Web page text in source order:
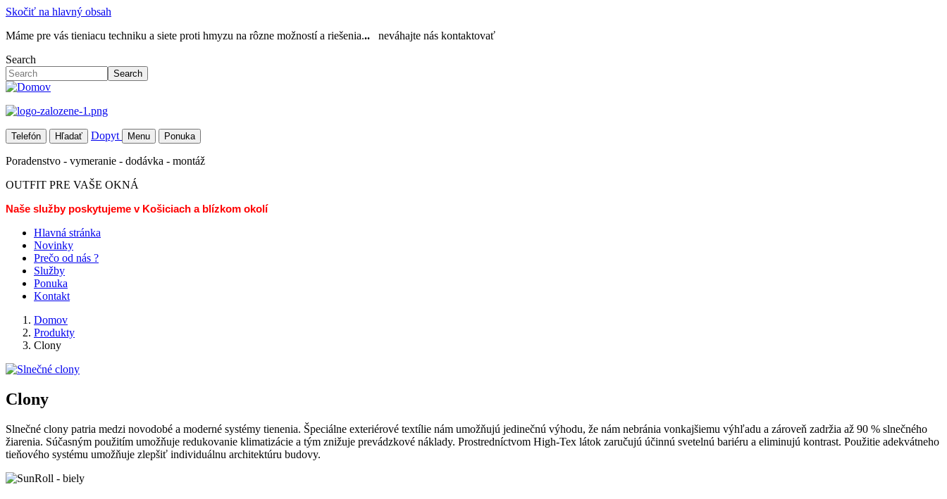
Skočiť na hlavný obsah
Máme pre vás tieniacu techniku a siete proti hmyzu na rôzne možností a riešenia...
neváhajte nás kontaktovať
Search
Search
Telefón Hľadať Dopyt Menu Ponuka
Poradenstvo - vymeranie - dodávka - montáž
OUTFIT PRE VAŠE OKNÁ
Naše služby poskytujeme v Košiciach a blízkom okolí
Hlavná stránka
Novinky
Prečo od nás ?
Služby
Ponuka
Kontakt
Domov
Produkty
Clony
Clony
Slnečné clony patria medzi novodobé a moderné systémy tienenia. Špeciálne exteriérové textílie nám umožňujú jedinečnú výhodu, že nám nebránia vonkajšiemu výhľadu a zároveň zadržia až 90 % slnečného
žiarenia. Súčasným použitím umožňuje redukovanie klimatizácie a tým znižuje prevádzkové náklady. Prostredníctvom High-Tex látok zaručujú účinnú svetelnú bariéru a eliminujú kontrast. Použitie adekvátneho
tieňového systému umožňuje zlepšiť individuálnu architektúru budovy.